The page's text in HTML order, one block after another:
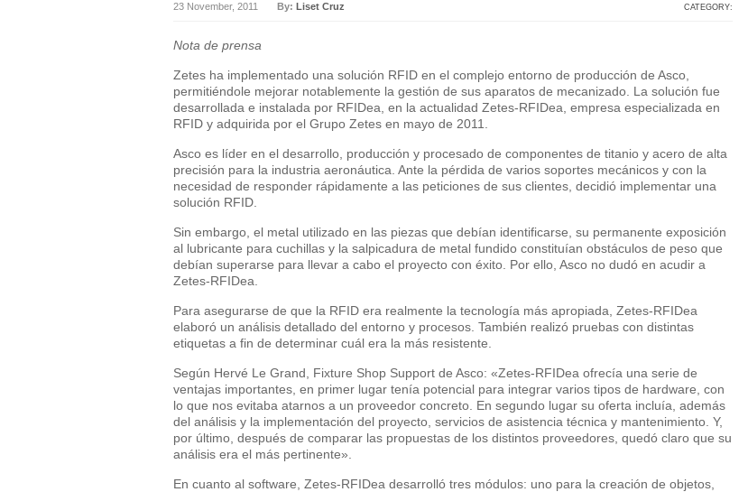
23 November, 2011 By: Liset Cruz CATEGORY:
Nota de prensa
Zetes ha implementado una solución RFID en el complejo entorno de producción de Asco,
permitiéndole mejorar notablemente la gestión de sus aparatos de mecanizado. La solución fue
desarrollada e instalada por RFIDea, en la actualidad Zetes-RFIDea, empresa especializada en
RFID y adquirida por el Grupo Zetes en mayo de 2011.
Asco es líder en el desarrollo, producción y procesado de componentes de titanio y acero de alta
precisión para la industria aeronáutica. Ante la pérdida de varios soportes mecánicos y con la
necesidad de responder rápidamente a las peticiones de sus clientes, decidió implementar una
solución RFID.
Sin embargo, el metal utilizado en las piezas que debían identificarse, su permanente exposición
al lubricante para cuchillas y la salpicadura de metal fundido constituían obstáculos de peso que
debían superarse para llevar a cabo el proyecto con éxito. Por ello, Asco no dudó en acudir a
Zetes-RFIDea.
Para asegurarse de que la RFID era realmente la tecnología más apropiada, Zetes-RFIDea
elaboró un análisis detallado del entorno y procesos. También realizó pruebas con distintas
etiquetas a fin de determinar cuál era la más resistente.
Según Hervé Le Grand, Fixture Shop Support de Asco: «Zetes-RFIDea ofrecía una serie de
ventajas importantes, en primer lugar tenía potencial para integrar varios tipos de hardware, con
lo que nos evitaba atarnos a un proveedor concreto. En segundo lugar su oferta incluía, además
del análisis y la implementación del proyecto, servicios de asistencia técnica y mantenimiento. Y,
por último, después de comparar las propuestas de los distintos proveedores, quedó claro que su
análisis era el más pertinente».
En cuanto al software, Zetes-RFIDea desarrolló tres módulos: uno para la creación de objetos,